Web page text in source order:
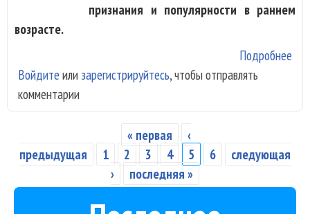
признания и популярности в раннем
возрасте.
Подробнее
Войдите или зарегистрируйтесь, чтобы отправлять
комментарии
Страницы
« первая
‹
предыдущая
1 2 3 4 5 6
следующая
›
последняя »